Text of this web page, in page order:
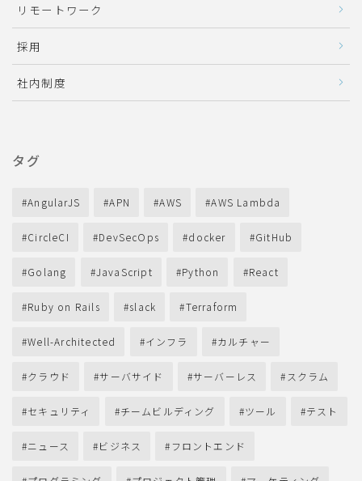
リモートワーク
採用
社内制度
タグ
AngularJS APN AWS AWS Lambda
CircleCI DevSecOps docker GitHub
Golang JavaScript Python React
Ruby on Rails slack Terraform
Well-Architected インフラ カルチャー
クラウド サーバサイド サーバーレス スクラム
セキュリティ チームビルディング ツール テスト
ニュース ビジネス フロントエンド